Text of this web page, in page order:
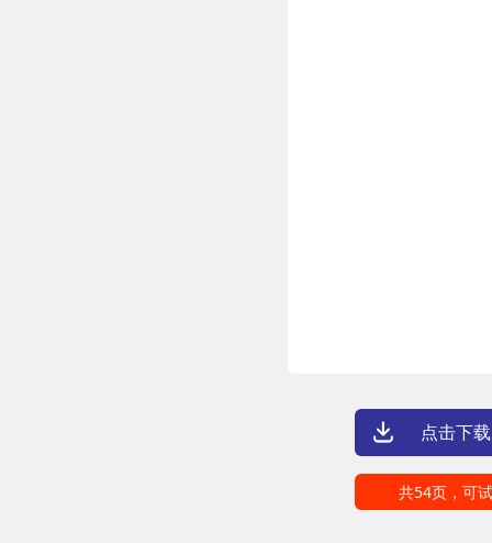
点击下
共54页，可